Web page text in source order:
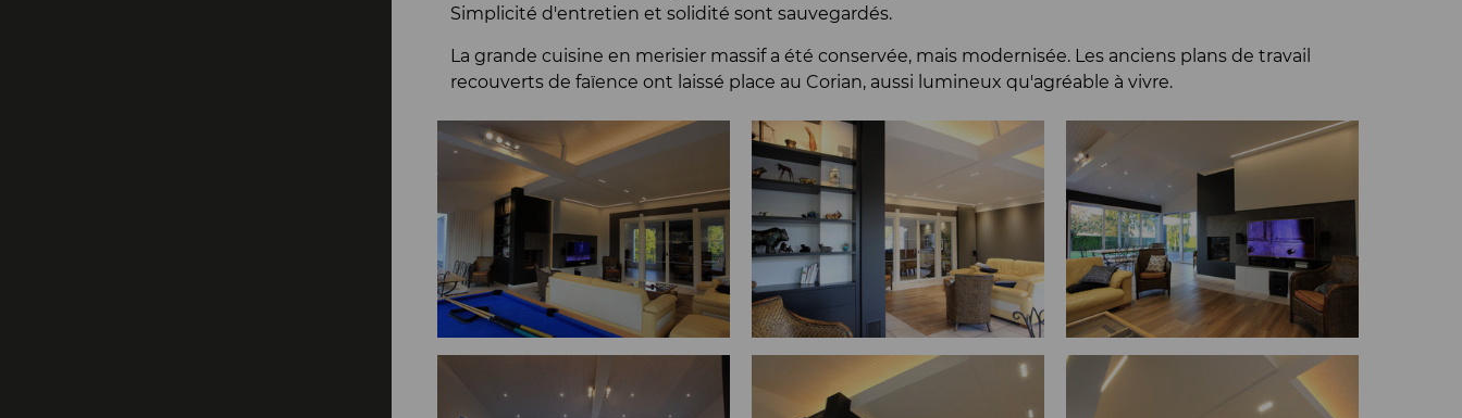
Simplicité d'entretien et solidité sont sauvegardés.
La grande cuisine en merisier massif a été conservée, mais modernisée. Les anciens plans de travail
recouverts de faïence ont laissé place au Corian, aussi lumineux qu'agréable à vivre.